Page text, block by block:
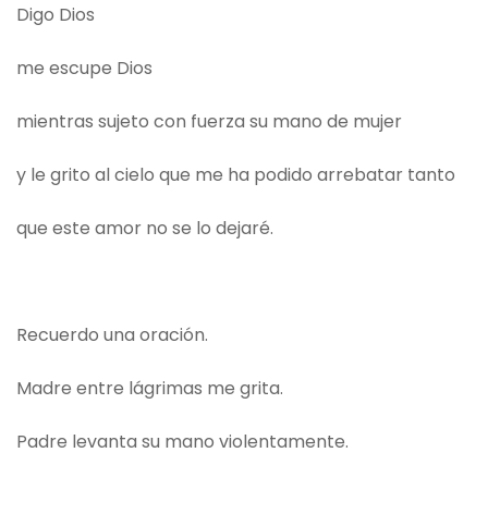
Digo Dios
me escupe Dios
mientras sujeto con fuerza su mano de mujer
y le grito al cielo que me ha podido arrebatar tanto
que este amor no se lo dejaré.
Recuerdo una oración.
Madre entre lágrimas me grita.
Padre levanta su mano violentamente.